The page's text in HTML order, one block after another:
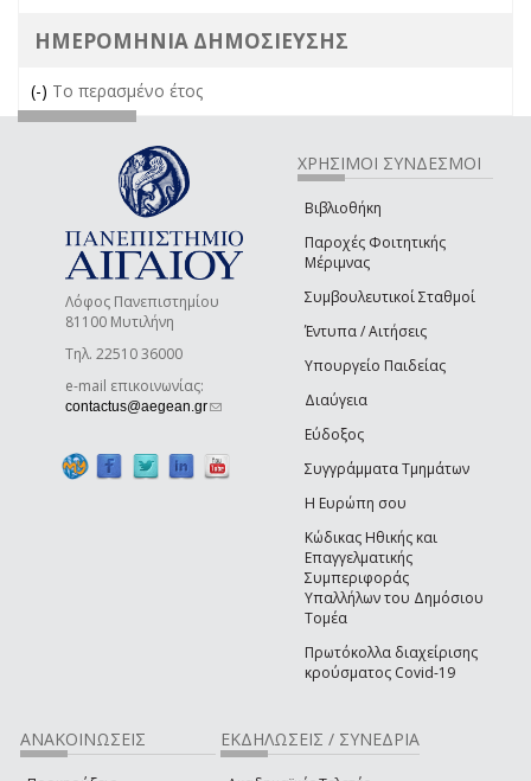
ΗΜΕΡΟΜΗΝΙΑ ΔΗΜΟΣΙΕΥΣΗΣ
(-) Remove Το περασμένο έτος filter
Το περασμένο έτος
Λόφος Πανεπιστημίου
81100 Μυτιλήνη
Τηλ. 22510 36000
e-mail επικοινωνίας:
contactus@aegean.gr(link sends e-mail)
ΧΡΗΣΙΜΟΙ ΣΥΝΔΕΣΜΟΙ
Βιβλιοθήκη
Παροχές Φοιτητικής
Μέριμνας
Συμβουλευτικοί Σταθμοί
Έντυπα / Αιτήσεις
Υπουργείο Παιδείας
Διαύγεια
Εύδοξος
Συγγράμματα Τμημάτων
Η Ευρώπη σου
Κώδικας Ηθικής και
Επαγγελματικής
Συμπεριφοράς
Υπαλλήλων του Δημόσιου
Τομέα
Πρωτόκολλα διαχείρισης
κρούσματος Covid-19
ΑΝΑΚΟΙΝΩΣΕΙΣ ΕΚΔΗΛΩΣΕΙΣ / ΣΥΝΕΔΡΙΑ